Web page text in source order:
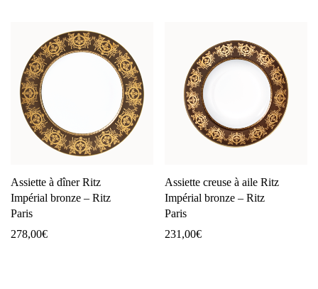
Assiette à dîner Ritz
Impérial bronze – Ritz
Paris
278,00€
Assiette creuse à aile Ritz
Impérial bronze – Ritz
Paris
231,00€